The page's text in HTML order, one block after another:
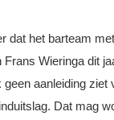
dat het barteam
Frans Wieringa dit
aanleiding ziet
Dat mag